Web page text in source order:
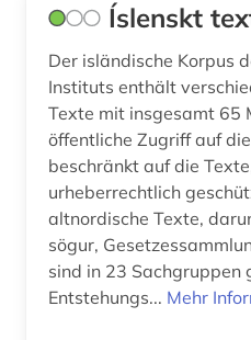
Íslenskt
Der isländische Korpus
Instituts enthält
Texte mit insgesamt 65
öffentliche Zugriff auf
beschränkt auf die
urheberrechtlich
altnordische Texte,
sögur,
sind in 23 Sachgruppen
Entstehungs... Mehr